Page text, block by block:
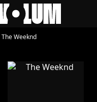
The Weeknd